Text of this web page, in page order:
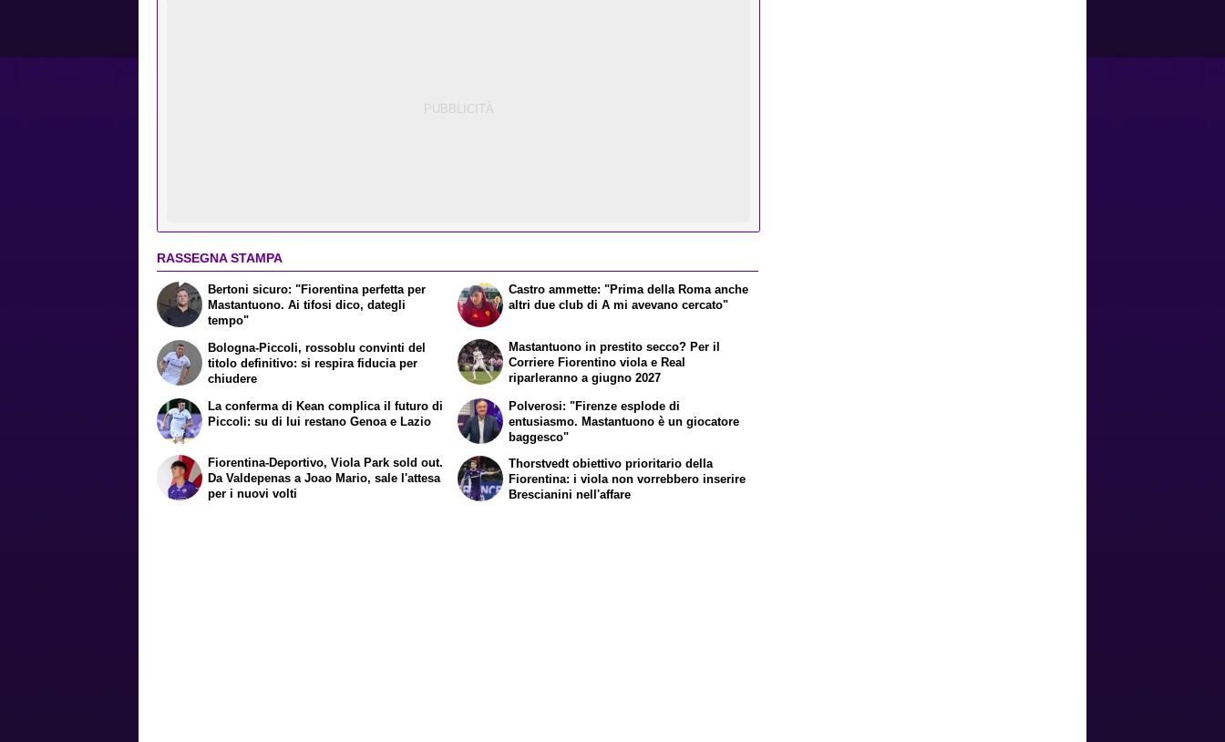
RASSEGNA STAMPA
Bertoni sicuro: "Fiorentina perfetta per
Mastantuono. Ai tifosi dico, dategli
tempo"
Bologna-Piccoli, rossoblu convinti del
titolo definitivo: si respira fiducia per
chiudere
Castro ammette: "Prima della Roma anche
altri due club di A mi avevano cercato"
Mastantuono in prestito secco? Per il
Corriere Fiorentino viola e Real
riparleranno a giugno 2027
La conferma di Kean complica il futuro di
Piccoli: su di lui restano Genoa e Lazio
Fiorentina-Deportivo, Viola Park sold out.
Da Valdepenas a Joao Mario, sale l'attesa
per i nuovi volti
Polverosi: "Firenze esplode di
entusiasmo. Mastantuono è un giocatore
baggesco"
Thorstvedt obiettivo prioritario della
Fiorentina: i viola non vorrebbero inserire
Brescianini nell'affare